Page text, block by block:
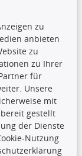
Daten,
Datenbank,
Es ist zu
ohne
zu
anbieten
zu
zu Ihrer
für
Unsere
mit
gestellt
der Dienste
Nutzung